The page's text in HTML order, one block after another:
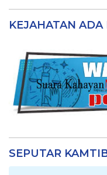
KEJAHATAN
SEPUTAR